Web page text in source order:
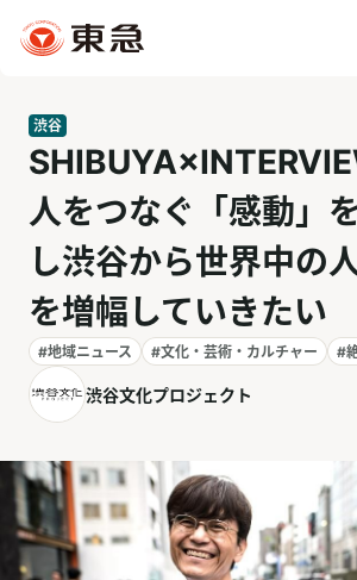
渋谷
人をつなぐ「感動」
し渋谷から世界中の
を増幅していきたい
#地域ニュース #文化・芸術・カルチャー #
渋谷文化プロジェクト